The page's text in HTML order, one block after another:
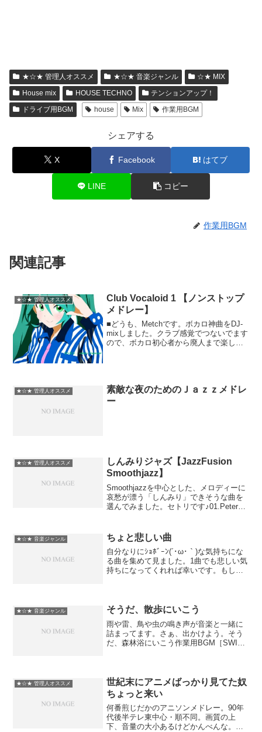
★☆★ 管理人オススメ ★☆★ 音楽ジャンル
☆★ MIX
House mix
HOUSE TECHNO
テンションアップ！
ドライブ用BGM
house Mix 作業用BGM
シェアする
X Facebook はてブ
LINE コピー
作業用BGM
関連記事
★☆★ 管理人オススメ
Club Vocaloid 1 【ノンストップ
メドレー】
■どうも、Metchです。ボカロ神曲をDJ-
mixしました。クラブ感覚でつないでます
ので、ボカロ初心者から廃人まで楽しく
★☆★ 管理人オススメ
素敵な夜のためのＪａｚｚメドレ
ー
★☆★ 管理人オススメ
しんみりジャズ【JazzFusion
Smoothjazz】
Smoothjazzを中心とした、メロディーに
哀愁が漂う「しんみり」できそうな曲を
選んでみました。セトリです♪01.Peter
★☆★ 音楽ジャンル ちょと悲しい曲
自分なりにｼｮﾎﾞｰﾝ(´･ω･｀)な気持ちにな
る曲を集めて見ました。1曲でも悲しい気
持ちになってくれれば幸いです。もしな
★☆★ 音楽ジャンル そうだ、散歩にいこう
雨や雷、鳥や虫の鳴き声が音楽と一緒に
詰まってます。さぁ、出かけよう。そう
だ、森林浴にいこう作業用BGM［SWING
★☆★ 管理人オススメ
世紀末にアニメばっかり見てた奴
ちょっと来い
何番煎じだかのアニソンメドレー。90年
代後半テレ東中心・順不同。画質の上
下、音量の大小あるけどかんべんな。世